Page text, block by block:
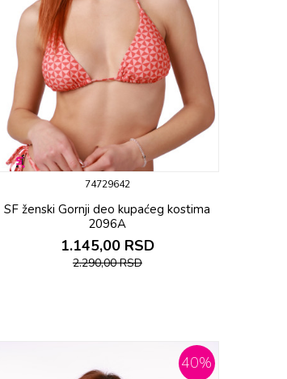
74729642
SF ženski Gornji deo kupaćeg kostima
2096A
1.145,00 RSD
2.290,00RSD
40%